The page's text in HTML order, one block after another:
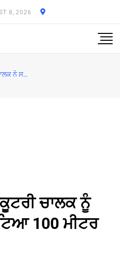
8, 2026
ਕਾਰ ਚਾਲਕ ਨੇ ਸਕੂਟਰੀ ਚਾਲਕ ਨੂੰ ਟੱਕਰ ਮਾਰ ਘਸੀਟਿਆ 100 ਮੀਟਰ ਤੱਕ
ਚਾਲਕ ਨੂੰ
100 ਮੀਟਰ